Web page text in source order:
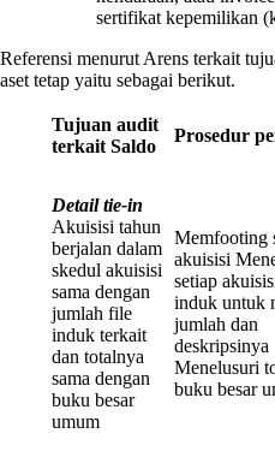
sertifikat kepemilikan
Referensi menurut Arens terkait
aset tetap yaitu sebagai berikut.
Tujuan audit
terkait Saldo
Prosedur
Detail tie-in
Akuisisi tahun
berjalan dalam
skedul akuisisi
sama dengan
jumlah file
induk terkait
dan totalnya
sama dengan
buku besar
umum
Memfooting
akuisisi
setiap
induk untuk
jumlah dan
deskripsinya
Menelusuri
buku besar